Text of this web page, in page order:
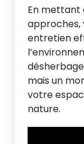
En mettant
approches,
entretien
mais un
votre
nature.